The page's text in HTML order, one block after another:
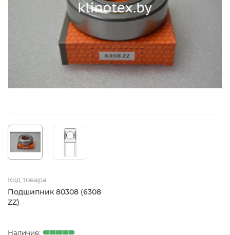
Код товара
Подшипник 80308 (6308
ZZ)